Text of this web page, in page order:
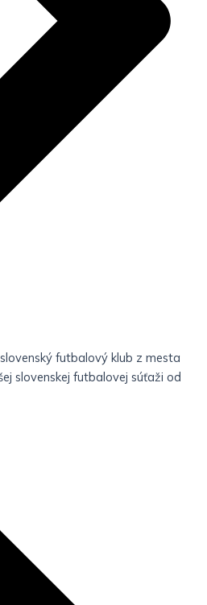
futbalový klub z mesta
slovenskej futbalovej súťaži od